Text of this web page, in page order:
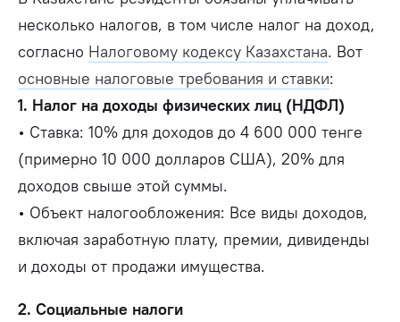
несколько налогов, в том числе налог на доход,
согласно Налоговому кодексу Казахстана. Вот
основные налоговые требования и ставки:
1. Налог на доходы физических лиц (НДФЛ)
• Ставка: 10% для доходов до 4 600 000 тенге
(примерно 10 000 долларов США), 20% для
доходов свыше этой суммы.
• Объект налогообложения: Все виды доходов,
включая заработную плату, премии, дивиденды
и доходы от продажи имущества.
2. Социальные налоги